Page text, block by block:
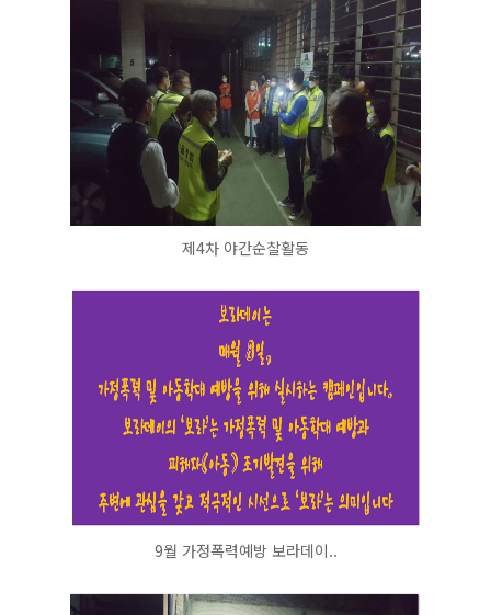
제4차 야간순찰활동
9월 가정폭력예방 보라데이..